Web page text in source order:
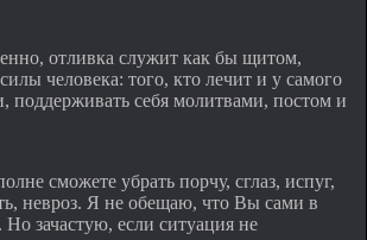
отливка служит как бы щитом,
человека: того, кто лечит и у самого
поддерживать себя молитвами, постом и
сможете убрать порчу, сглаз, испуг,
невроз. Я не обещаю, что Вы сами в
зачастую, если ситуация не